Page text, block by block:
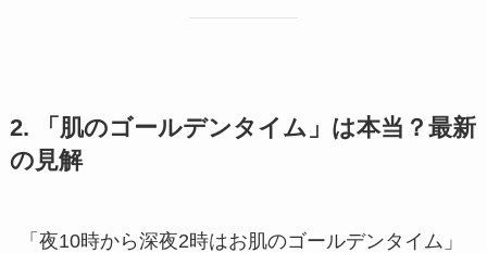
2. 「肌のゴールデンタイム」は本当？最新
の見解
「夜10時から深夜2時はお肌のゴールデンタイム」